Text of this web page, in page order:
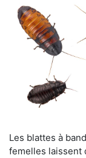
Les blattes à
femelles laissent